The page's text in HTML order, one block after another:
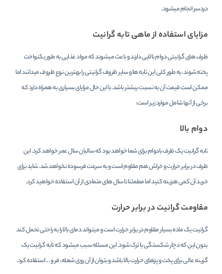
دردسر انجام میشود.
مزایای استفاده از ماهی تابه گرانیت
ظرف های گرانیتی دوام بالایی دارند و باعث میشوند که مواد غذایی به طور یکنواخت
پخته شوند. به طور کلی این تابه ها و سایر ظروف گرانیتی را بهترین نوع ظروف میدانند اما
ممکن است قیمت آن به نسبت بیشتر باشد. با این حال مزایای بسیاری به همراه دارد که
برخی از آنها شامل موارد زیر است:
دوام بالا
تابه گرانیت یک ظرف بادوام برای شما خواهد بود که سالیان سال عمر خواهد کرد. این
ظرف در برابر حرارت و خراش هم مقاوم است و به سرعت فرسوده نخواهد شد. شاید برای
خرید آن کمی هزینه کنید اما مطمئنا تا سال های متمادی از آن استفاده خواهید کرد.
مقاومت گرانیت در برابر حرارت
گرانیت یک ماده بسیار مقاوم در برابر حرارت است و میتواند دمای بالا را به راحتی تحمل کند
بدون این که دچار شکستگی یا ترک شود. این مسئله سبب میشود که تابه گرانیت یک
گزینه عالی برای پخت و پزهای حرارت بالا باشد و بتوان از آن روی شعله، فر و ... استفاده کرد.